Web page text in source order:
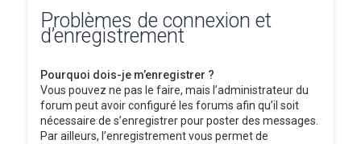
Problèmes de connexion et
d’enregistrement
Pourquoi dois-je m’enregistrer ?
Vous pouvez ne pas le faire, mais l’administrateur du
forum peut avoir configuré les forums afin qu’il soit
nécessaire de s’enregistrer pour poster des messages.
Par ailleurs, l’enregistrement vous permet de